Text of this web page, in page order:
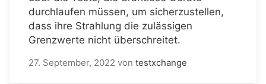
durchlaufen müssen, um sicherzustellen,
dass ihre Strahlung die zulässigen
Grenzwerte nicht überschreitet.
27. September, 2022 von testxchange